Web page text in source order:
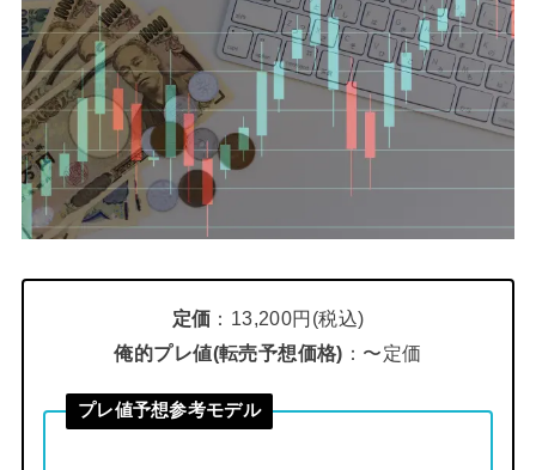
定価 ：13,200円(税込)
俺的プレ値(転売予想価格) ：〜定価
プレ値予想参考モデル